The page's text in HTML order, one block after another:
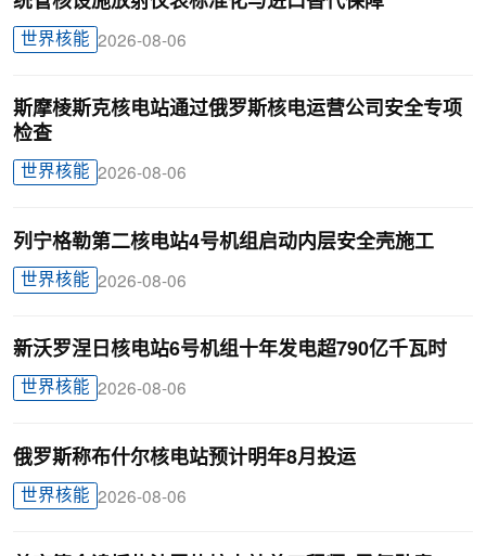
世界核能 2026-08-06
斯摩棱斯克核电站通过俄罗斯核电运营公司安全专项
检查
世界核能 2026-08-06
列宁格勒第二核电站4号机组启动内层安全壳施工
世界核能 2026-08-06
新沃罗涅日核电站6号机组十年发电超790亿千瓦时
世界核能 2026-08-06
俄罗斯称布什尔核电站预计明年8月投运
世界核能 2026-08-06